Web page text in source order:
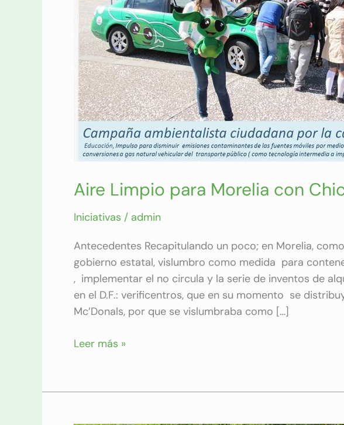
Aire Limpio para Morelia con
Iniciativas / admin
Antecedentes Recapitulando un poco; en Morelia,
gobierno estatal, vislumbro como medida para
, implementar el no circula y la serie de inventos de
en el D.F.: verificentros, que en su momento se
Mc’Donals, por que se vislumbraba como […]
Leer más »